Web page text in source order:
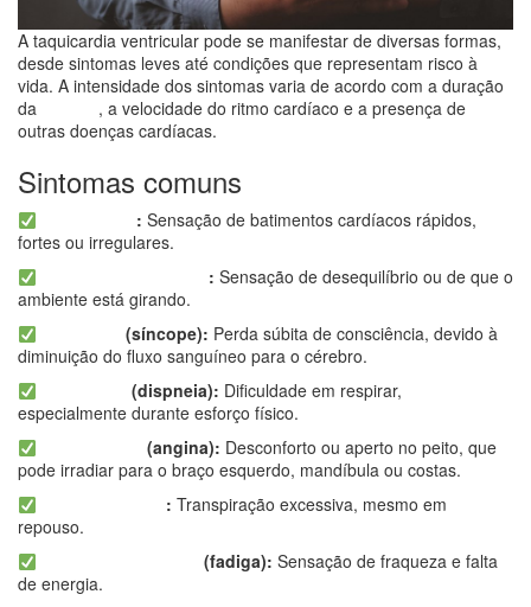
A taquicardia ventricular pode se manifestar de diversas formas,
desde sintomas leves até condições que representam risco à
vida. A intensidade dos sintomas varia de acordo com a duração
da
, a velocidade do ritmo cardíaco e a presença de
outras doenças cardíacas.
Sintomas comuns
: Sensação de batimentos cardíacos rápidos,
fortes ou irregulares.
: Sensação de desequilíbrio ou de que o
ambiente está girando.
(síncope): Perda súbita de consciência, devido à
diminuição do fluxo sanguíneo para o cérebro.
(dispneia): Dificuldade em respirar,
especialmente durante esforço físico.
(angina): Desconforto ou aperto no peito, que
pode irradiar para o braço esquerdo, mandíbula ou costas.
: Transpiração excessiva, mesmo em
repouso.
(fadiga): Sensação de fraqueza e falta
de energia.